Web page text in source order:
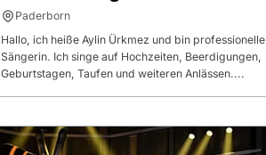
Paderborn
Hallo, ich heiße Aylin Ürkmez und bin professionelle
Sängerin. Ich singe auf Hochzeiten, Beerdigungen,
Geburtstagen, Taufen und weiteren Anlässen....